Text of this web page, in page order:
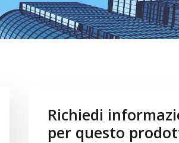
Richiedi
per questo